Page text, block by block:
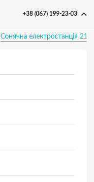
+38 (067) 199-23-03
Сонячна електростанція